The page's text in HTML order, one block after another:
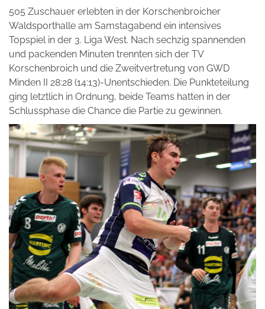
505 Zuschauer erlebten in der Korschenbroicher
Waldsporthalle am Samstagabend ein intensives
Topspiel in der 3. Liga West. Nach sechzig spannenden
und packenden Minuten trennten sich der TV
Korschenbroich und die Zweitvertretung von GWD
Minden II 28:28 (14:13)-Unentschieden. Die Punkteteilung
ging letztlich in Ordnung, beide Teams hatten in der
Schlussphase die Chance die Partie zu gewinnen.